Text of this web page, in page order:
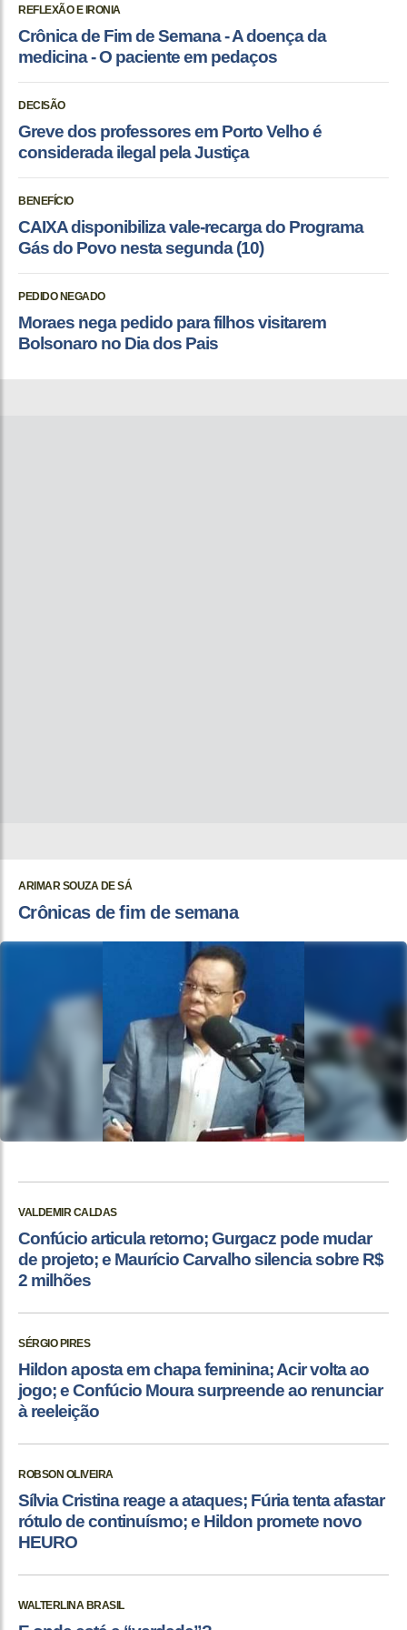
REFLEXÃO E IRONIA
Crônica de Fim de Semana - A doença da
medicina - O paciente em pedaços
DECISÃO
Greve dos professores em Porto Velho é
considerada ilegal pela Justiça
BENEFÍCIO
CAIXA disponibiliza vale-recarga do Programa
Gás do Povo nesta segunda (10)
PEDIDO NEGADO
Moraes nega pedido para filhos visitarem
Bolsonaro no Dia dos Pais
ARIMAR SOUZA DE SÁ
Crônicas de fim de semana
VALDEMIR CALDAS
Confúcio articula retorno; Gurgacz pode mudar
de projeto; e Maurício Carvalho silencia sobre R$
2 milhões
SÉRGIO PIRES
Hildon aposta em chapa feminina; Acir volta ao
jogo; e Confúcio Moura surpreende ao renunciar
à reeleição
ROBSON OLIVEIRA
Sílvia Cristina reage a ataques; Fúria tenta afastar
rótulo de continuísmo; e Hildon promete novo
HEURO
WALTERLINA BRASIL